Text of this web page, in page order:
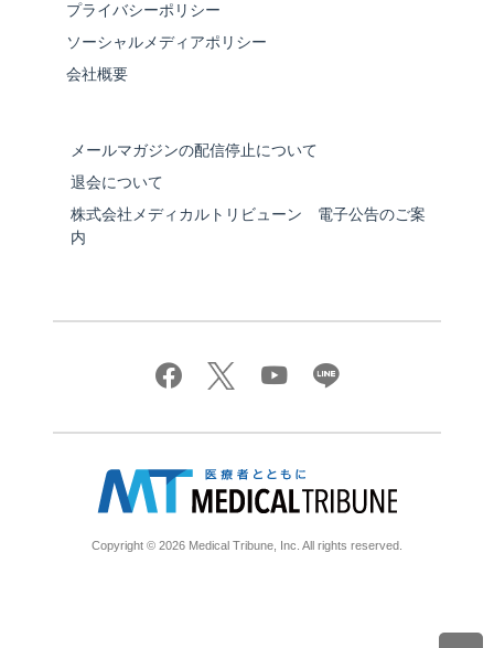
プライバシーポリシー
ソーシャルメディアポリシー
会社概要
メールマガジンの配信停止について
退会について
株式会社メディカルトリビューン 電子公告のご案
内
Copyright © 2026 Medical Tribune, Inc. All rights reserved.